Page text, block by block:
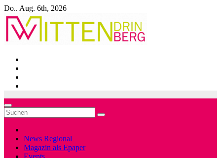
Zum
Inhalt
springen
Do.. Aug. 6th, 2026
News Regional
Magazin als Epaper
Events